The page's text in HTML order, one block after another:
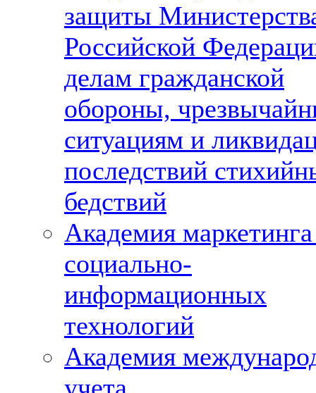
защиты
Российской
делам гражданской
обороны,
ситуациям и
последствий
бедствий
Академия
социально-
информационных
технологий
Академия